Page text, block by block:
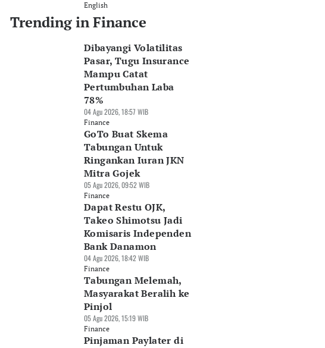
English
Trending in Finance
Dibayangi Volatilitas
Pasar, Tugu Insurance
Mampu Catat
Pertumbuhan Laba
78%
04 Agu 2026, 18:57 WIB
Finance
GoTo Buat Skema
Tabungan Untuk
Ringankan Iuran JKN
Mitra Gojek
05 Agu 2026, 09:52 WIB
Finance
Dapat Restu OJK,
Takeo Shimotsu Jadi
Komisaris Independen
Bank Danamon
04 Agu 2026, 18:42 WIB
Finance
Tabungan Melemah,
Masyarakat Beralih ke
Pinjol
05 Agu 2026, 15:19 WIB
Finance
Pinjaman Paylater di